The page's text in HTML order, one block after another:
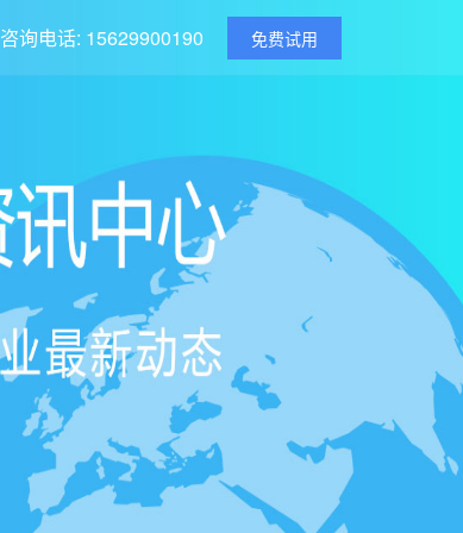
咨询电话: 15629900190 免费试用